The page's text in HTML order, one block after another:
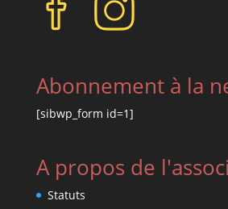
Abonnement à la
[sibwp_form id=1]
A propos de
Statuts